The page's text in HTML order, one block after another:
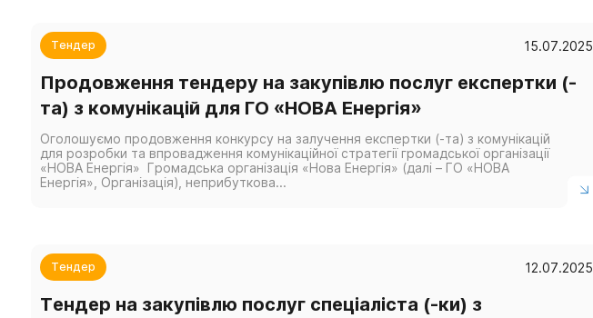
Тендер 15.07.2025
Продовження тендеру на закупівлю послуг експертки (-
та) з комунікацій для ГО «НОВА Енергія»
Оголошуємо продовження конкурсу на залучення експертки (-та) з комунікацій
для розробки та впровадження комунікаційної стратегії громадської організації
«НОВА Енергія» Громадська організація «Нова Енергія» (далі – ГО «НОВА
Енергія», Організація), неприбуткова...
Тендер 12.07.2025
Тендер на закупівлю послуг спеціаліста (-ки) з